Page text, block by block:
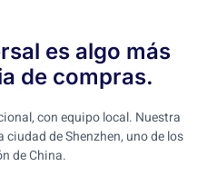
es algo más
de compras.
con equipo local. Nuestra
de Shenzhen, uno de los
de China.